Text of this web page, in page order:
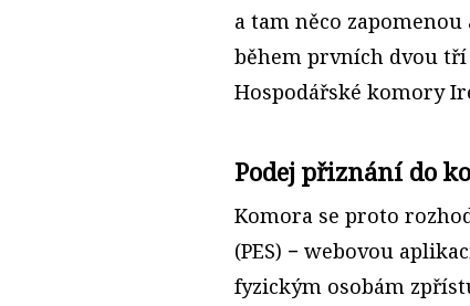
a tam něco
během prvních dvou
Hospodářské komory
Podej přiznání do
Komora se proto
(PES) − webovou
fyzickým osobám